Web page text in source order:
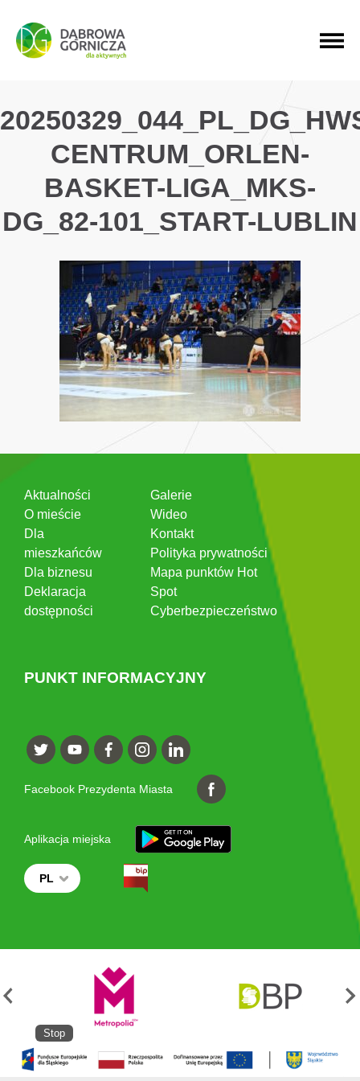
PRZEJDŹ DO MENU GŁÓWNEGO
PRZEJDŹ DO WYSZUKIWARKI
PRZEJDŹ DO TREŚCI
CENTRUM_ORLEN-
BASKET-LIGA_MKS-
DG_82-101_START-LUBLIN
Aktualności
O mieście
Dla
mieszkańców
Dla biznesu
Deklaracja
dostępności
Galerie
Wideo
Kontakt
Polityka prywatności
Mapa punktów Hot
Spot
Cyberbezpieczeństwo
PUNKT INFORMACYJNY
Facebook Prezydenta Miasta
Aplikacja miejska
PL
Stop